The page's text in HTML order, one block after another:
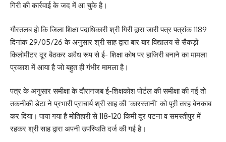
गिरी की कार्रवाई के जद में आ चुके है।
गौरतलब हो कि जिला शिक्षा पदाधिकारी श्री गिरी द्वारा जारी पत्र पत्रांक 1189
दिनांक 29/05/26 के अनुसार श्री साह द्वारा बार बार विद्यालय से सैकड़ों
किलोमीटर दूर बैठकर अवैध रूप से ई- शिक्षा कोष पर हाजिरी बनाने का मामला
प्रकाश में आया है जो बहुत ही गंभीर मामला है।
पत्र के अनुसार समीक्षा के दौरानजब ई-शिक्षकोश पोर्टल की समीक्षा की गई तो
तकनीकी डेटा ने प्रभारी प्राचार्य श्री साह की ‘कारस्तानी’ को पूरी तरह बेनकाब
कर दिया। पाया गया है मोतिहारी से 118-120 किमी दूर पटना व समस्तीपुर में
रहकर श्री साह द्वारा अपनी उपस्थिति दर्ज की गई है।